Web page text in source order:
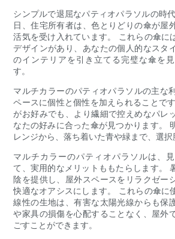
シンプルで退屈なパティオパラソルの時
日、住宅所有者は、色とりどりの傘が屋
活気を受け入れています。 これらの傘に
デザインがあり、あなたの個人的なスタ
のインテリアを引き立てる完璧な傘を
す。
マルチカラーのパティオパラソルの主な
ペースに個性と個性を加えられることで
がお好みでも、より繊細で控えめなパレ
なたの好みに合った傘が見つかります。
レンジから、落ち着いた青や緑まで、選択
マルチカラーのパティオパラソルは、
て、実用的なメリットももたらします。
陰を提供し、屋外スペースをリラクゼー
快適なオアシスにします。 これらの傘に
線性の生地は、有害な太陽光線からも保
や家具の損傷を心配することなく、屋外
ごすことができます。